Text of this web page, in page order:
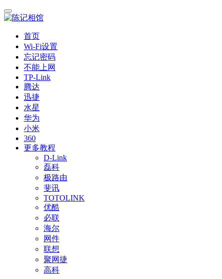
首页
Wi-Fi设置
忘记密码
不能上网
TP-Link
腾达
迅捷
水星
华为
小米
360
更多教程
D-Link
磊科
极路由
斐讯
TOTOLINK
优酷
必联
海尔
网件
联想
聚网捷
高科